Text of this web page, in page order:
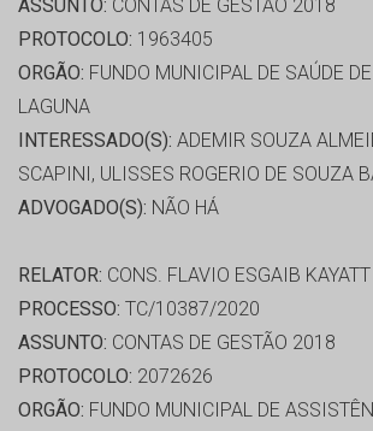
ASSUNTO: CONTAS DE GESTÃO 2018
PROTOCOLO: 1963405
ORGÃO: FUNDO MUNICIPAL DE SAÚDE
LAGUNA
INTERESSADO(S): ADEMIR SOUZA
SCAPINI, ULISSES ROGERIO DE SOUZA
ADVOGADO(S): NÃO HÁ
RELATOR: CONS. FLAVIO ESGAIB KAYATT
PROCESSO: TC/10387/2020
ASSUNTO: CONTAS DE GESTÃO 2018
PROTOCOLO: 2072626
ORGÃO: FUNDO MUNICIPAL DE